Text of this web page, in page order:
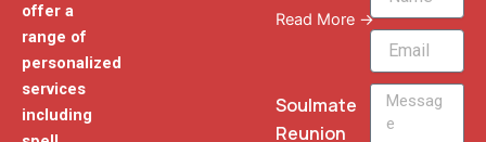
offer a
range of
personalized
services
including
Read More →
Soulmate
Reunion
Email
Message